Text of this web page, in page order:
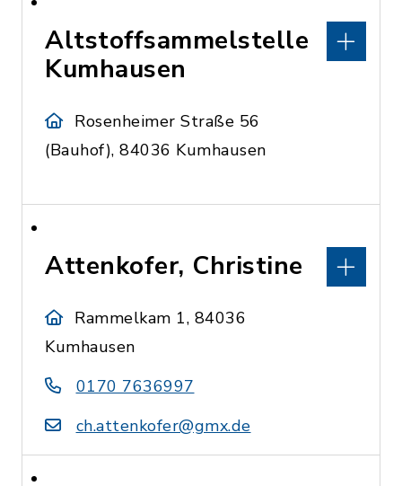
Altstoffsammelstelle
Kumhausen
Rosenheimer Straße 56
(Bauhof), 84036 Kumhausen
Attenkofer, Christine
Rammelkam 1, 84036
Kumhausen
0170 7636997
ch.attenkofer@gmx.de